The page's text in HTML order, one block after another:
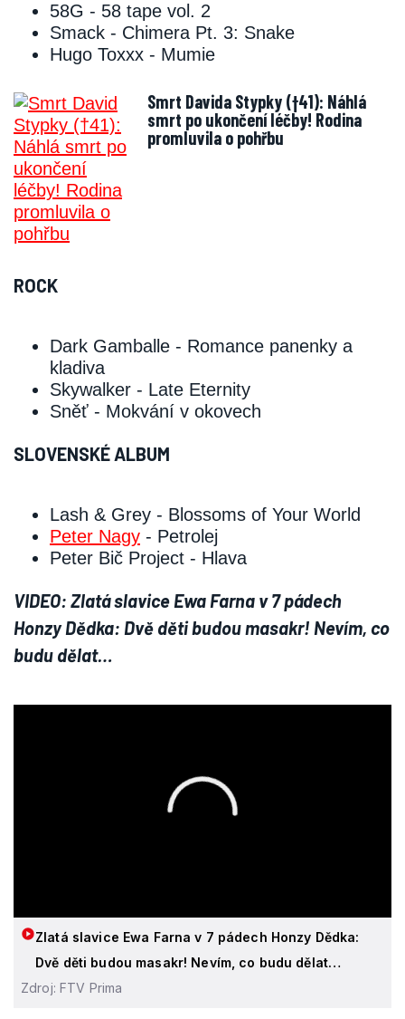
58G ‑ 58 tape vol. 2
Smack ‑ Chimera Pt. 3: Snake
Hugo Toxxx ‑ Mumie
Smrt Davida Stypky (†41): Náhlá
smrt po ukončení léčby! Rodina
promluvila o pohřbu
ROCK
Dark Gamballe ‑ Romance panenky a
kladiva
Skywalker ‑ Late Eternity
Sněť ‑ Mokvání v okovech
SLOVENSKÉ ALBUM
Lash & Grey ‑ Blossoms of Your World
Peter Nagy ‑ Petrolej
Peter Bič Project ‑ Hlava
VIDEO: Zlatá slavice Ewa Farna v 7 pádech
Honzy Dědka: Dvě děti budou masakr! Nevím, co
budu dělat…
Zlatá slavice Ewa Farna v 7 pádech Honzy Dědka:
Dvě děti budou masakr! Nevím, co budu dělat…
Zdroj: FTV Prima